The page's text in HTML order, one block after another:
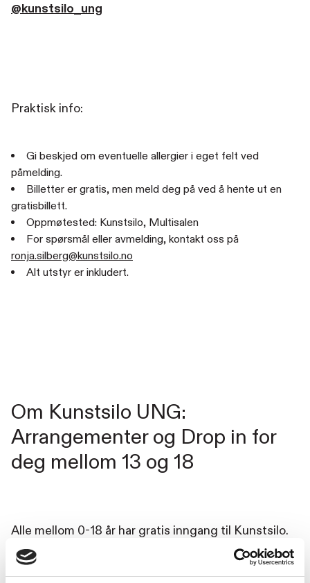
@kunstsilo_ung
Praktisk info:
Gi beskjed om eventuelle allergier i eget felt ved
påmelding.
Billetter er gratis, men meld deg på ved å hente ut en
gratisbillett.
Oppmøtested: Kunstsilo, Multisalen
For spørsmål eller avmelding, kontakt oss på
ronja.silberg@kunstsilo.no
Alt utstyr er inkludert.
Om Kunstsilo UNG:
Arrangementer og Drop in for
deg mellom 13 og 18
Alle mellom 0-18 år har gratis inngang til Kunstsilo.